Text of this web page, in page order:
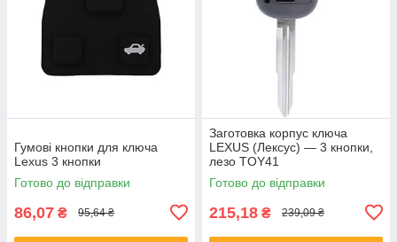
Гумові кнопки для ключа
Lexus 3 кнопки
Готово до відправки
86,07 ₴ 95,64 ₴
Заготовка корпус ключа
LEXUS (Лексус) — 3 кнопки,
лезо TOY41
Готово до відправки
215,18 ₴ 239,09 ₴